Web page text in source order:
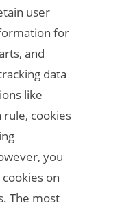
user
for
and
data
like
rule, cookies
you
on
The most